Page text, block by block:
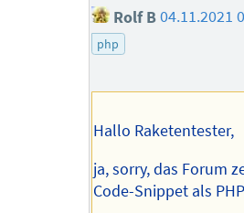
Rolf B 04.11.2021
php
Hallo Raketentester,
ja, sorry, das Forum
Code-Snippet als